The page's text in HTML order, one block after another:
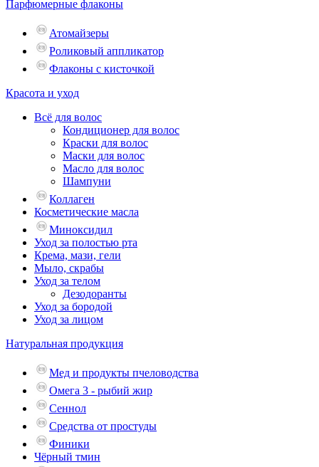
Парфюмерные флаконы
Атомайзеры
Роликовый аппликатор
Флаконы с кисточкой
Красота и уход
Всё для волос
Кондиционер для волос
Краски для волос
Маски для волос
Масло для волос
Шампуни
Коллаген
Косметические масла
Миноксидил
Уход за полостью рта
Крема, мази, гели
Мыло, скрабы
Уход за телом
Дезодоранты
Уход за бородой
Уход за лицом
Натуральная продукция
Мед и продукты пчеловодства
Омега 3 - рыбий жир
Сеннол
Средства от простуды
Финики
Чёрный тмин